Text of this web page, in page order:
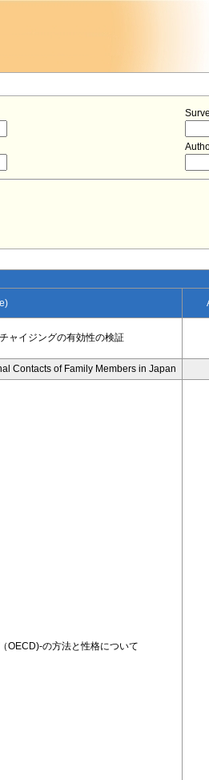
ャイジングの有効性の検証
Contacts of Family Members in Japan
OECD)-の方法と性格について